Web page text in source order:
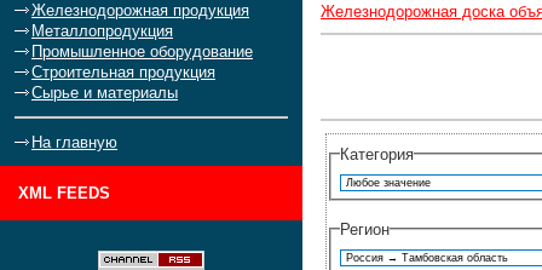
Железнодорожная продукция
Металлопродукция
Промышленное оборудование
Строительная продукция
Сырье и материалы
На главную
XML FEEDS
Железнодорожная доска
Категория
Регион